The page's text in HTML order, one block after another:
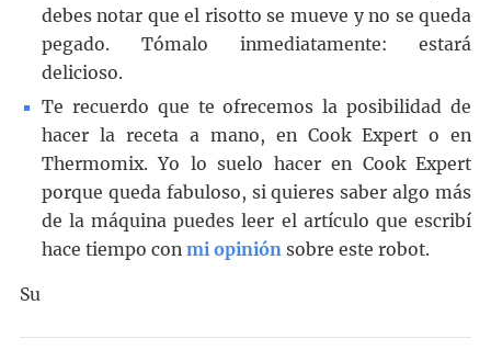
debes notar que el risotto se mueve y no se queda
pegado. Tómalo inmediatamente: estará
delicioso.
Te recuerdo que te ofrecemos la posibilidad de
hacer la receta a mano, en Cook Expert o en
Thermomix. Yo lo suelo hacer en Cook Expert
porque queda fabuloso, si quieres saber algo más
de la máquina puedes leer el artículo que escribí
hace tiempo con mi opiniónsobre este robot.
Su